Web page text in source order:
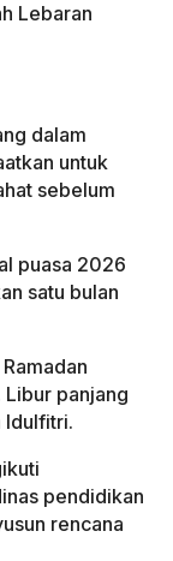
Lebaran
dalam
untuk
sebelum
puasa 2026
satu bulan
panjang
Idulfitri.
pendidikan
rencana